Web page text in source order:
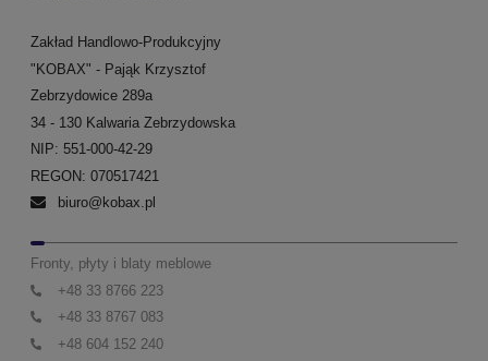
Zakład Handlowo-Produkcyjny
"KOBAX" - Pająk Krzysztof
Zebrzydowice 289a
34 - 130 Kalwaria Zebrzydowska
NIP: 551-000-42-29
REGON: 070517421
biuro@kobax.pl
Fronty, płyty i blaty meblowe
+48 33 8766 223
+48 33 8767 083
+48 604 152 240